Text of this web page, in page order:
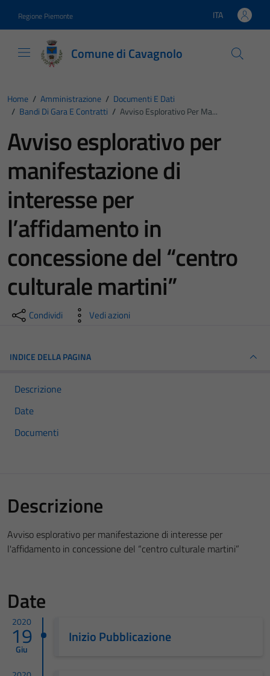
Regione Piemonte Lingua attiva:
ITA
Comune di Cavagnolo
Home / Amministrazione / Documenti E Dati
/ Bandi Di Gara E Contratti / Avviso Esplorativo Per Ma...
Avviso esplorativo per
manifestazione di
interesse per
l’affidamento in
concessione del “centro
culturale martini”
Condividi Vedi azioni
INDICE DELLA PAGINA
Descrizione
Date
Documenti
Descrizione
Avviso esplorativo per manifestazione di interesse per
l'affidamento in concessione del “centro culturale martini”
Date
2020
19
Giu
Inizio Pubblicazione